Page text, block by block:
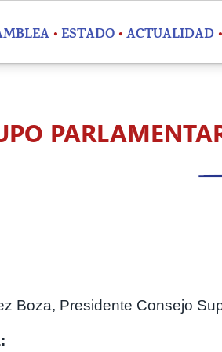
ESTADO ACTUALIDAD
Boza, Presidente Consejo